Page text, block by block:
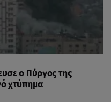
ο Πύργος της
χτύπημα